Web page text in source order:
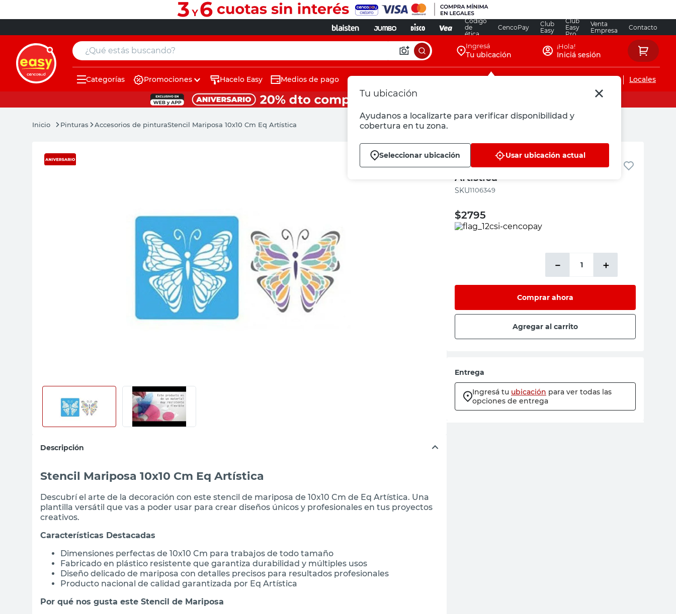
Código
de
ética
CencoPay
Club
Easy
Club
Easy
Pro
Venta
Empresa
Contacto
¿Qué estás buscando? Ingresá
Tu ubicación
Tu ubicación
Ayudanos a localizarte para verificar disponibilidad y
cobertura en tu zona.
Seleccionar ubicación Usar ubicación actual
¡Hola!
Iniciá sesión
Categorías Promociones Hacelo Easy Medios de pago Servicios de instalaciones Locales
Pinturas Accesorios de pinturaStencil Mariposa 10x10 Cm Eq Artística
Descripción
Stencil Mariposa 10x10 Cm Eq Artística
Descubrí el arte de la decoración con este stencil de mariposa de 10x10 Cm de Eq Artística. Una
plantilla versátil que vas a poder usar para crear diseños únicos y profesionales en tus proyectos
creativos.
Características Destacadas
Dimensiones perfectas de 10x10 Cm para trabajos de todo tamaño
Fabricado en plástico resistente que garantiza durabilidad y múltiples usos
Diseño delicado de mariposa con detalles precisos para resultados profesionales
Producto nacional de calidad garantizada por Eq Artística
Por qué nos gusta este Stencil de Mariposa
Eq
Stencil Mariposa 10x10 Cm Eq
Artística
:1106349
$2795
＋
－
Comprar ahora
Agregar al carrito
Entrega
Ingresá tu ubicación para ver todas las
opciones de entrega
muebles